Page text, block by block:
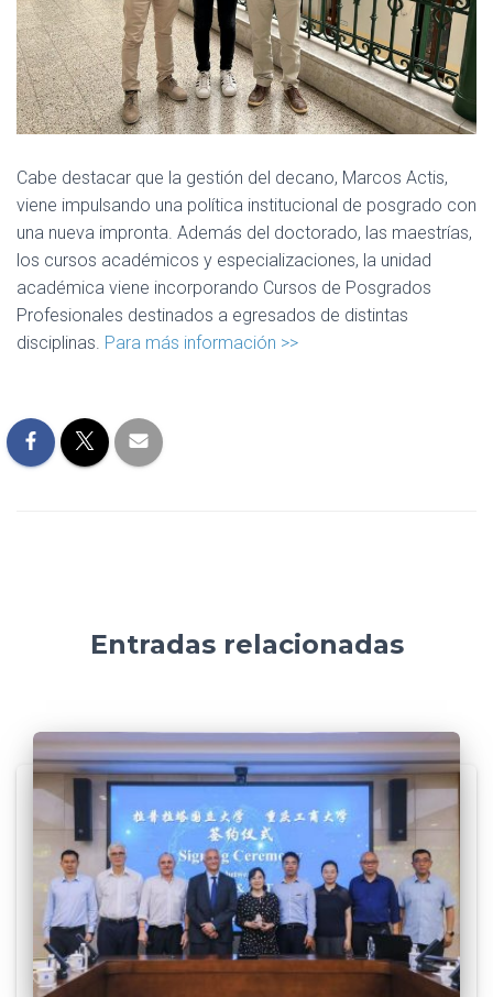
Cabe destacar que la gestión del decano, Marcos Actis,
viene impulsando una política institucional de posgrado con
una nueva impronta. Además del doctorado, las maestrías,
los cursos académicos y especializaciones, la unidad
académica viene incorporando Cursos de Posgrados
Profesionales destinados a egresados de distintas
disciplinas. Para más información >>
Entradas relacionadas